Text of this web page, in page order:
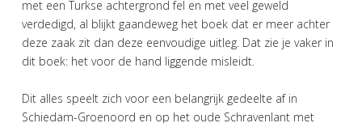
met een Turkse achtergrond fel en met veel geweld
verdedigd, al blijkt gaandeweg het boek dat er meer achter
deze zaak zit dan deze eenvoudige uitleg. Dat zie je vaker in
dit boek: het voor de hand liggende misleidt.
Dit alles speelt zich voor een belangrijk gedeelte af in
Schiedam-Groenoord en op het oude Schravenlant met